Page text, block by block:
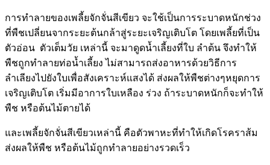
การทำลายของเพลี้ยจักจั่นสีเขียว จะใช้เป็นการระบาดหนักช่วง
ที่พืชเปลี่ยนจากระยะต้นกล้าสู่ระยะเจริญเติบโต โดยเพลี้ยที่เป็น
ตัวอ่อน ตัวเต็มวัย เหล่านี้ จะมาดูดน้ำเลี้ยงที่ใบ ลำต้น จึงทำให้
พืชถูกทำลายท่อน้ำเลี้ยง ไม่สามารถส่งอาหารด้วยวิธีการ
ลำเลียงไปยังใบเพื่อสังเคราะห์แสงได้ ส่งผลให้พืชต่างๆหยุดการ
เจริญเติบโต เริ่มมีอาการใบเหลือง ร่วง ถ้าระบาดหนักก็จะทำให้
พืช หรือต้นไม้ตายได้
และเพลี้ยจักจั่นสีเขียวเหล่านี้ คือตัวพาหะที่ทำให้เกิดโรคราส้ม
ส่งผลให้พืช หรือต้นไม้ถูกทำลายอย่างรวดเร็ว